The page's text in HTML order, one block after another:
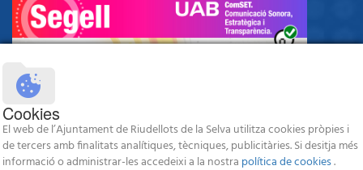
Cookies
El web de l’Ajuntament de Riudellots de la Selva utilitza cookies pròpies i
de tercers amb finalitats analítiques, tècniques, publicitàries. Si desitja més
informació o administrar-les accedeixi a la nostra política de cookies.